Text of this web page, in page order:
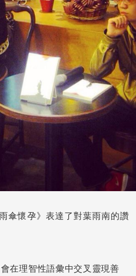
傘懷孕》表達了對葉雨南的讚
在理智性語彙中交叉靈現善